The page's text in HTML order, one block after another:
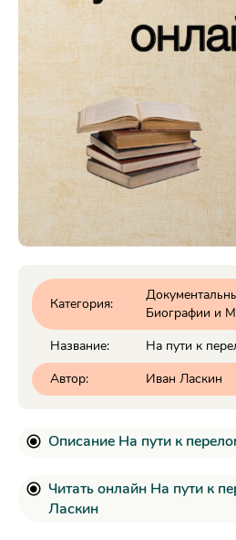
Категория:
Биографии и
Название:
На пути к
Автор:
Иван Ласкин
Описание На пути к
Читать онлайн На пути к
Ласкин